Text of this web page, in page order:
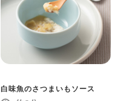
白味魚のさつまいもソース